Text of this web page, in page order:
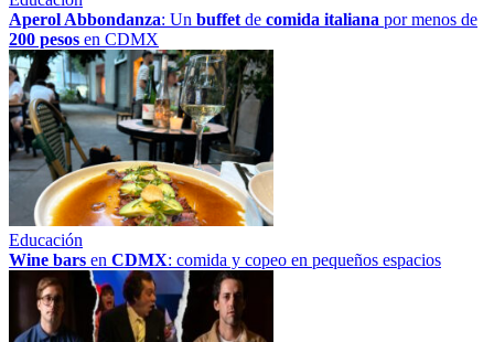
Aperol Abbondanza: Un buffetde comida italiana por menos de
200 pesos en CDMX
Educación
Wine bars en CDMX: comida y copeo en pequeños espacios